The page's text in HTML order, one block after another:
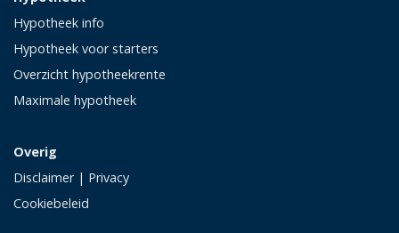
Hypotheek info
Hypotheek voor starters
Overzicht hypotheekrente
Maximale hypotheek
Overig
Disclaimer| Privacy
Cookiebeleid